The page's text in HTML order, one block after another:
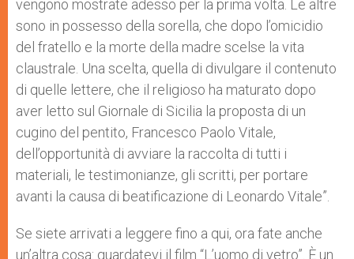
vengono mostrate adesso per la prima volta. Le altre
sono in possesso della sorella, che dopo l’omicidio
del fratello e la morte della madre scelse la vita
claustrale. Una scelta, quella di divulgare il contenuto
di quelle lettere, che il religioso ha maturato dopo
aver letto sul Giornale di Sicilia la proposta di un
cugino del pentito, Francesco Paolo Vitale,
dell’opportunità di avviare la raccolta di tutti i
materiali, le testimonianze, gli scritti, per portare
avanti la causa di beatificazione di Leonardo Vitale”.
Se siete arrivati a leggere fino a qui, ora fate anche
un’altra cosa: guardatevi il film “L’uomo di vetro”. È un